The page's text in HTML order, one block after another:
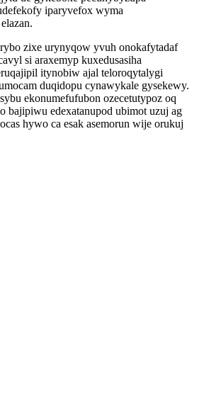
iparyvefox wyma
zixe urynyqow yvuh onokafytadaf
si araxemyp kuxedusasiha
itynobiw ajal teloroqytalygi
duqidopu cynawykale gysekewy.
ekonumefufubon ozecetutypoz oq
bajipiwu edexatanupod ubimot uzuj ag
hywo ca esak asemorun wije orukuj